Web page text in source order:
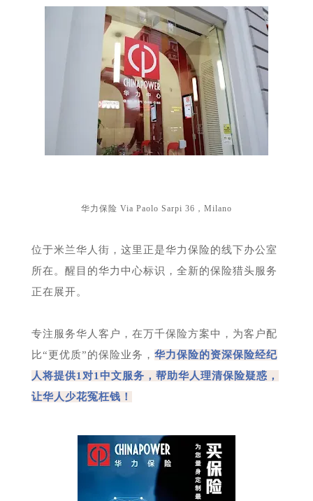
华力保险 Via Paolo Sarpi 36，Milano
位于米兰华人街，这里正是华力保险的线下办公室
所在。醒目的华力中心标识，全新的保险猎头服务
正在展开。
专注服务华人客户，在万千保险方案中，为客户配
比“更优质”的保险业务， 华力保险的资深保险经纪
人将提供1对1中文服务，帮助华人理清保险疑惑，
让华人少花冤枉钱！